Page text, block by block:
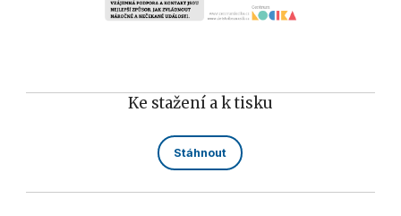
Ke stažení a k tisku
Stáhnout